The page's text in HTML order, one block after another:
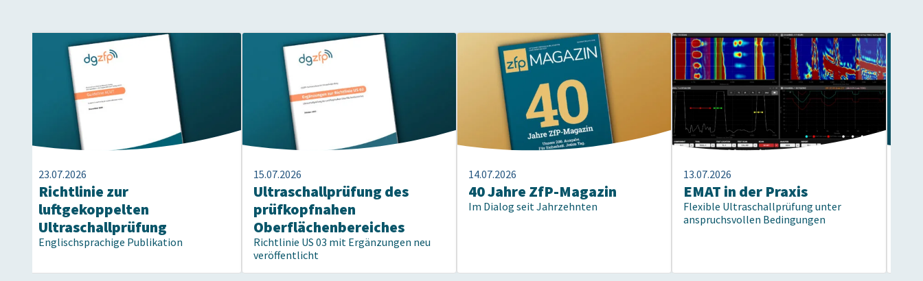
23.07.2026
Richtlinie zur
luftgekoppelten
Ultraschallprüfung
Englischsprachige Publikation
15.07.2026
Ultraschallprüfung des
prüfkopfnahen
Oberflächenbereiches
Richtlinie US 03 mit Ergänzungen neu
veröffentlicht
14.07.2026
40 Jahre ZfP-Magazin
Im Dialog seit Jahrzehnten
13.07.2026
EMAT in der Praxis
Flexible Ultraschallprüfung unter
anspruchsvollen Bedingungen